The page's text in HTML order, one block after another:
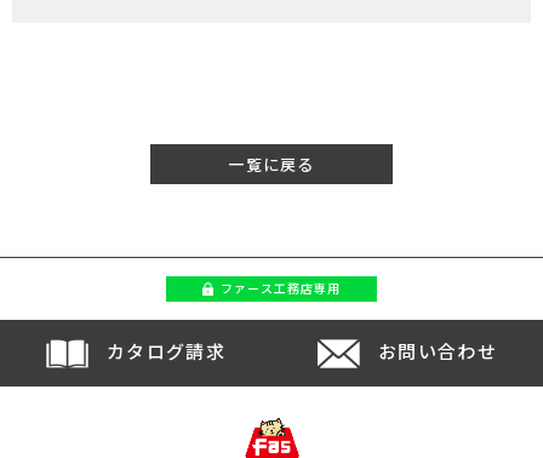
一覧に戻る
ファース工務店専用
カタログ請求 お問い合わせ